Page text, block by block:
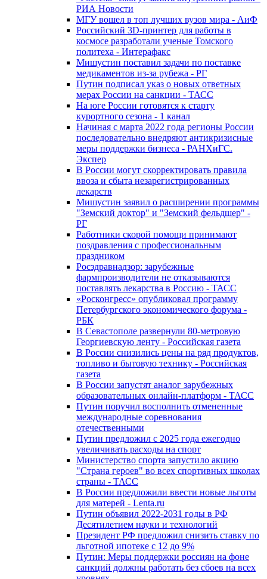
РИА Новости
МГУ вошел в топ лучших вузов мира - АиФ
Российский 3D-принтер для работы в
космосе разработали ученые Томского
политеха - Интерафакс
Мишустин поставил задачи по поставке
медикаментов из-за рубежа - РГ
Путин подписал указ о новых ответных
мерах России на санкции - ТАСС
На юге России готовятся к старту
курортного сезона - 1 канал
Начиная с марта 2022 года регионы России
последовательно внедряют антикризисные
меры поддержки бизнеса - РАНХиГС.
Экспер
В России могут скорректировать правила
ввоза и сбыта незарегистрированных
лекарств
Мишустин заявил о расширении программы
"Земский доктор" и "Земский фельдшер" -
РГ
Работники скорой помощи принимают
поздравления с профессиональным
праздником
Росздравнадзор: зарубежные
фармпроизводители не отказываются
поставлять лекарства в Россию - ТАСС
«Росконгресс» опубликовал программу
Петербургского экономического форума -
РБК
В Севастополе развернули 80-метровую
Георгиевскую ленту - Российская газета
В России снизились цены на ряд продуктов,
топливо и бытовую технику - Российская
газета
В России запустят аналог зарубежных
образовательных онлайн-платформ - ТАСС
Путин поручил восполнить отмененные
международные соревнования
отечественными
Путин предложил с 2025 года ежегодно
увеличивать расходы на спорт
Министерство спорта запустило акцию
"Страна героев" во всех спортивных школах
страны - ТАСС
В России предложили ввести новые льготы
для матерей - Lenta.ru
Путин объявил 2022-2031 годы в РФ
Десятилетием науки и технологий
Президент РФ предложил снизить ставку по
льготной ипотеке с 12 до 9%
Путин: Меры поддержки россиян на фоне
санкций должны работать без сбоев на всех